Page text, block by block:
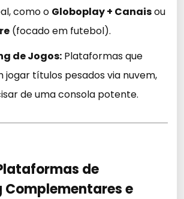
como o Globoplay + Canaisou
(focado em futebol).
de Jogos: Plataformas que
jogar títulos pesados via nuvem,
de uma consola potente.
de
Complementares e